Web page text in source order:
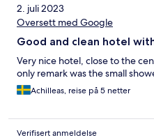
2. juli 2023
Oversett med Google
Good and clean hotel
Very nice hotel, close to the
only remark was the small
Achilleas, reise på 5 netter
Verifisert anmeldelse